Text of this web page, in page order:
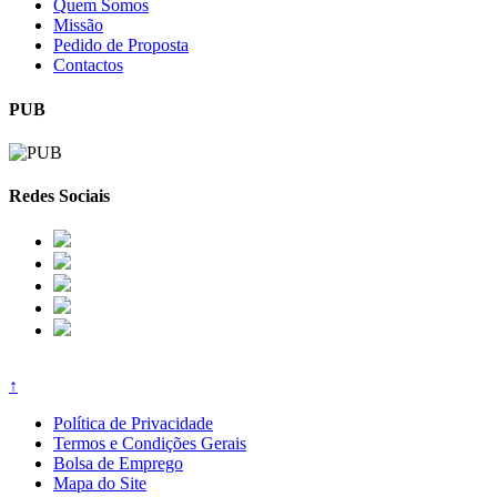
Quem Somos
Missão
Pedido de Proposta
Contactos
PUB
Redes Sociais
↑
Política de Privacidade
Termos e Condições Gerais
Bolsa de Emprego
Mapa do Site